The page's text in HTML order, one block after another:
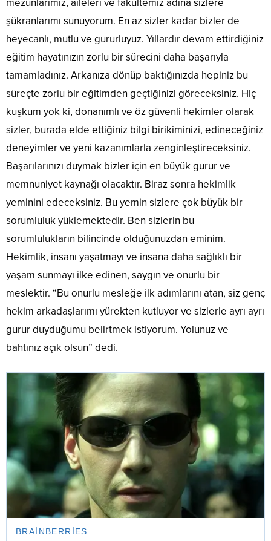
mezunlarımız, aileleri ve fakültemiz adına sizlere
şükranlarımı sunuyorum. En az sizler kadar bizler de
heyecanlı, mutlu ve gururluyuz. Yıllardır devam ettirdiğiniz
eğitim hayatınızın zorlu bir sürecini daha başarıyla
tamamladınız. Arkanıza dönüp baktığınızda hepiniz bu
süreçte zorlu bir eğitimden geçtiğinizi göreceksiniz. Hiç
kuşkum yok ki, donanımlı ve öz güvenli hekimler olarak
sizler, burada elde ettiğiniz bilgi birikiminizi, edineceğiniz
deneyimler ve yeni kazanımlarla zenginleştireceksiniz.
Başarılarınızı duymak bizler için en büyük gurur ve
memnuniyet kaynağı olacaktır. Biraz sonra hekimlik
yeminini edeceksiniz. Bu yemin sizlere çok büyük bir
sorumluluk yüklemektedir. Ben sizlerin bu
sorumlulukların bilincinde olduğunuzdan eminim.
Hekimlik, insanı yaşatmayı ve insana daha sağlıklı bir
yaşam sunmayı ilke edinen, saygın ve onurlu bir
meslektir. “Bu onurlu mesleğe ilk adımlarını atan, siz genç
hekim arkadaşlarımı yürekten kutluyor ve sizlerle ayrı ayrı
gurur duyduğumu belirtmek istiyorum. Yolunuz ve
bahtınız açık olsun” dedi.